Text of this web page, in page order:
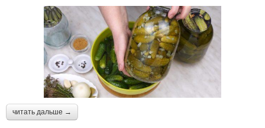
читать дальше →